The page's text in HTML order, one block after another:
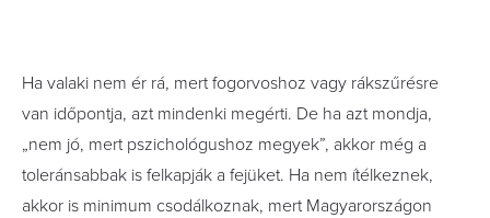
Ha valaki nem ér rá, mert fogorvoshoz vagy rákszűrésre
van időpontja, azt mindenki megérti. De ha azt mondja,
„nem jó, mert pszichológushoz megyek”, akkor még a
toleránsabbak is felkapják a fejüket. Ha nem ítélkeznek,
akkor is minimum csodálkoznak, mert Magyarországon